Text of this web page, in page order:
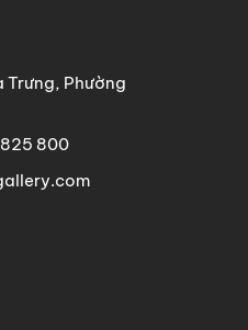
Trưng, Phường
800